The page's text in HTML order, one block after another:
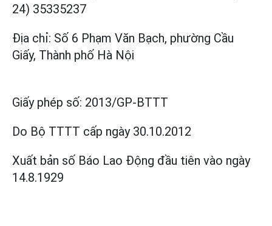
24) 35335237
Địa chỉ: Số 6 Phạm Văn Bạch, phường Cầu
Giấy, Thành phố Hà Nội
Giấy phép số: 2013/GP-BTTT
Do Bộ TTTT cấp ngày 30.10.2012
Xuất bản số Báo Lao Động đầu tiên vào ngày
14.8.1929